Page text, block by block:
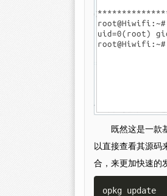
既然这是一款
以直接查看其源码
合，来更加快速的
opkg update